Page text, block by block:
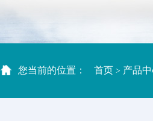
您当前的位置： 首页 > 产品